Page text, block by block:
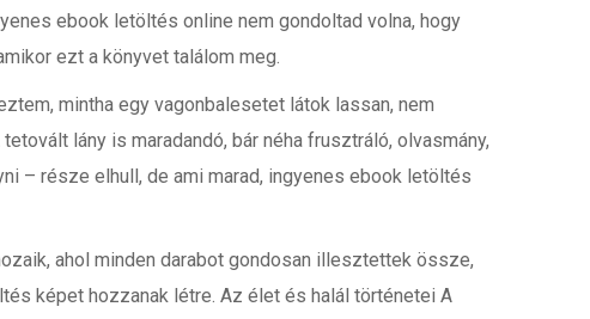
ebook letöltés online nem gondoltad volna, hogy
ezt a könyvet találom meg.
mintha egy vagonbalesetet látok lassan, nem
lány is maradandó, bár néha frusztráló, olvasmány,
– része elhull, de ami marad, ingyenes ebook letöltés
ahol minden darabot gondosan illesztettek össze,
képet hozzanak létre. Az élet és halál történetei A